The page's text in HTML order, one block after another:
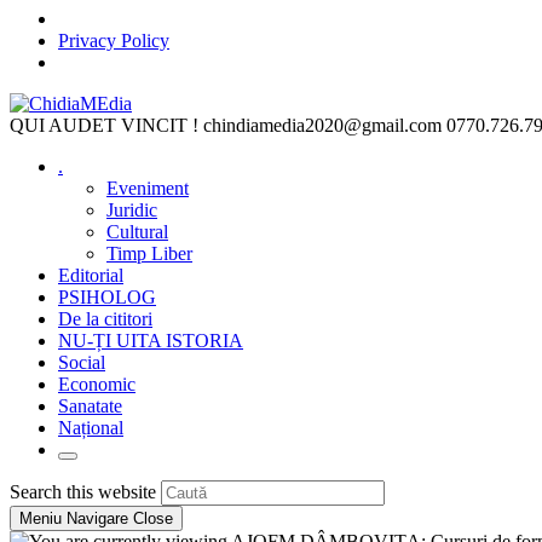
Privacy Policy
Skip
to
QUI AUDET VINCIT ! chindiamedia2020@gmail.com
.
Eveniment
Juridic
Cultural
Timp Liber
Editorial
PSIHOLOG
De la cititori
NU-ȚI UITA ISTORIA
Social
Economic
Sanatate
Național
Toggle
website
search
Search this website
Escape
to
Meniu Navigare Close